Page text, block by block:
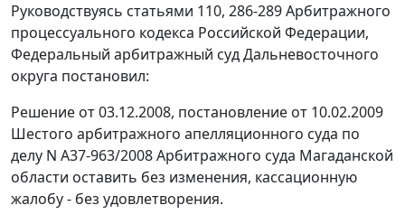
Руководствуясь статьями 110, 286-289Арбитражного
процессуального кодекса Российской Федерации,
Федеральный арбитражный суд Дальневосточного
округа постановил:
Решение от 03.12.2008, постановление от 10.02.2009
Шестого арбитражного апелляционного суда по
делу N A37-963/2008 Арбитражного суда Магаданской
области оставить без изменения, кассационную
жалобу - без удовлетворения.